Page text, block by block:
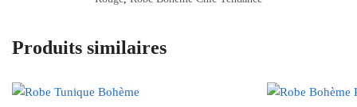
Produits similaires